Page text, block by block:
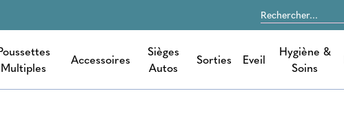
Multiples
Accessoires
Sièges
Autos
Sorties Eveil
Hygiène &
Soins